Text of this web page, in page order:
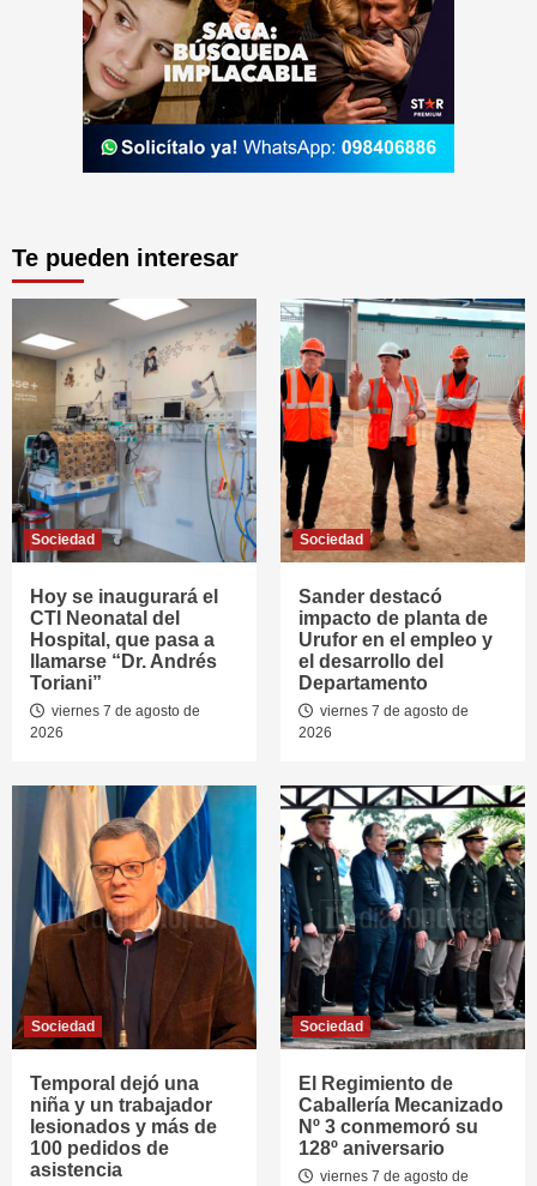
Te pueden interesar
Sociedad
Hoy se inaugurará el
CTI Neonatal del
Hospital, que pasa a
llamarse “Dr. Andrés
Toriani”
viernes 7 de agosto de
2026
Sociedad
Sander destacó
impacto de planta de
Urufor en el empleo y
el desarrollo del
Departamento
viernes 7 de agosto de
2026
Sociedad
Temporal dejó una
niña y un trabajador
lesionados y más de
100 pedidos de
asistencia
Sociedad
El Regimiento de
Caballería Mecanizado
Nº 3 conmemoró su
128º aniversario
viernes 7 de agosto de